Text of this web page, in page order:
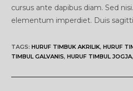
cursus ante dapibus diam. Sed
elementum imperdiet. Duis
TAGS:HURUF TIMBUK AKRILIK, HURUF
TIMBUL GALVANIS, HURUF TIMBUL JOGJA,